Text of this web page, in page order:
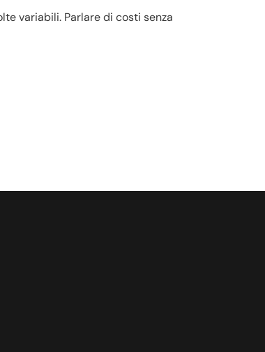
variabili. Parlare di costi senza